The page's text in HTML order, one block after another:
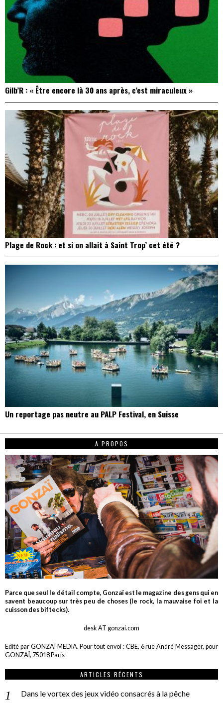
Gilb’R : « Être encore là 30 ans après, c’est miraculeux »
Plage de Rock : et si on allait à Saint Trop’ cet été ?
Un reportage pas neutre au PALP Festival, en Suisse
A PROPOS
Parce que seul le détail compte, Gonzaï est le magazine des gens qui en
savent beaucoup sur très peu de choses (le rock, la mauvaise foi et la
cuisson des biftecks).
desk AT gonzai.com
Edité par GONZAÏ MEDIA. Pour tout envoi : CBE, 6 rue André Messager, pour
GONZAÏ, 75018 Paris
ARTICLES RÉCENTS
Dans le vortex des jeux vidéo consacrés à la pêche